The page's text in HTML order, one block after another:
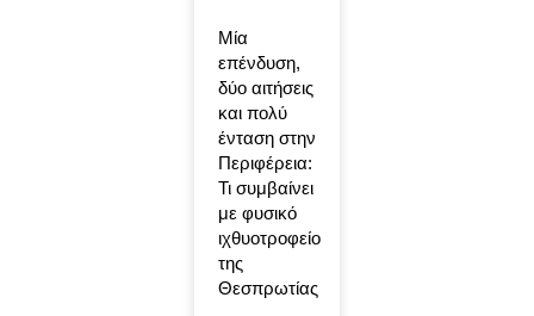
Μία
επένδυση,
δύο αιτήσεις
και πολύ
ένταση στην
Περιφέρεια:
Τι συμβαίνει
με φυσικό
ιχθυοτροφείο
της
Θεσπρωτίας